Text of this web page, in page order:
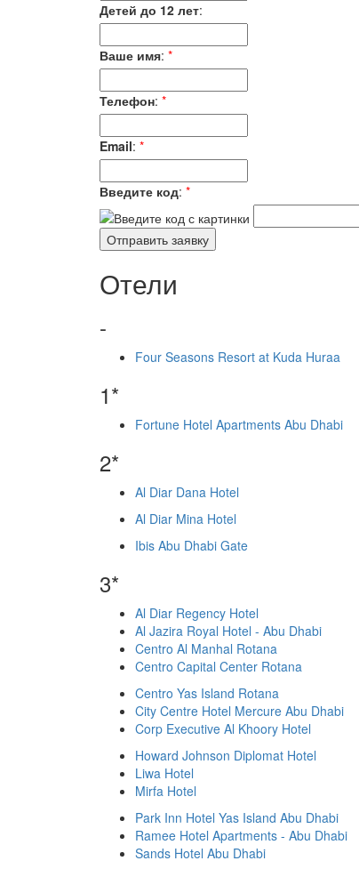
Детей до 12 лет:
Ваше имя: *
Телефон: *
Email: *
Введите код: *
Отели
-
Four Seasons Resort at Kuda Huraa
1*
Fortune Hotel Apartments Abu Dhabi
2*
Al Diar Dana Hotel
Al Diar Mina Hotel
Ibis Abu Dhabi Gate
3*
Al Diar Regency Hotel
Al Jazira Royal Hotel - Abu Dhabi
Centro Al Manhal Rotana
Centro Capital Center Rotana
Centro Yas Island Rotana
City Centre Hotel Mercure Abu Dhabi
Corp Executive Al Khoory Hotel
Howard Johnson Diplomat Hotel
Liwa Hotel
Mirfa Hotel
Park Inn Hotel Yas Island Abu Dhabi
Ramee Hotel Apartments - Abu Dhabi
Sands Hotel Abu Dhabi